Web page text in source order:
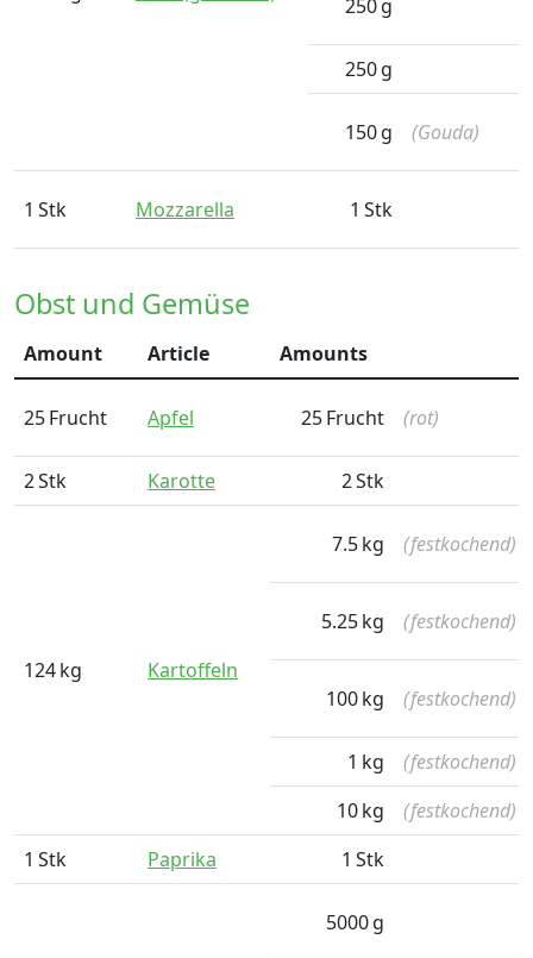
250g
250g
150g (Gouda)
1 Stk Mozzarella 1 Stk
Obst und Gemüse
Amount Article Amounts
25Frucht Apfel 25Frucht (rot)
2Stk Karotte 2Stk
124kg Kartoffeln
7.5kg (festkochend)
5.25kg (festkochend)
100kg (festkochend)
1 kg
(festkochend)
10kg
(festkochend)
1 Stk Paprika 1 Stk
5000g